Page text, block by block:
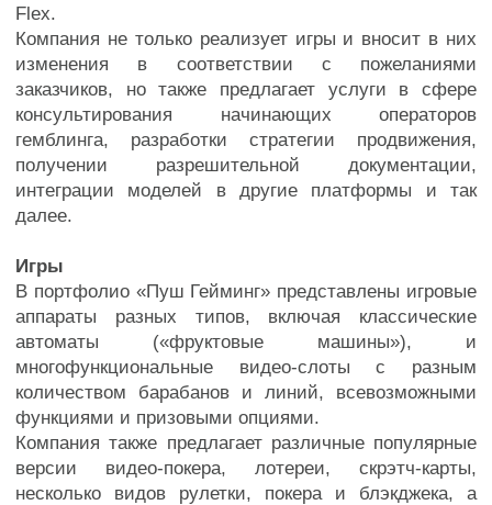
Flex.
Компания не только реализует игры и вносит в них
изменения в соответствии с пожеланиями
заказчиков, но также предлагает услуги в сфере
консультирования начинающих операторов
гемблинга, разработки стратегии продвижения,
получении разрешительной документации,
интеграции моделей в другие платформы и так
далее.
Игры
В портфолио «Пуш Гейминг» представлены игровые
аппараты разных типов, включая классические
автоматы («фруктовые машины»), и
многофункциональные видео-слоты с разным
количеством барабанов и линий, всевозможными
функциями и призовыми опциями.
Компания также предлагает различные популярные
версии видео-покера, лотереи, скрэтч-карты,
несколько видов рулетки, покера и блэкджека, а